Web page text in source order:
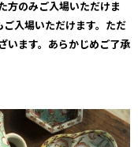
方のみご入場いただけま
入場いただけます。ただ
います。あらかじめご了承